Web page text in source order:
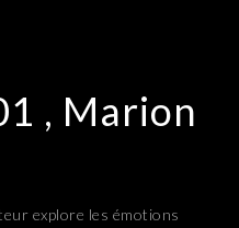
, Marion
explore les émotions